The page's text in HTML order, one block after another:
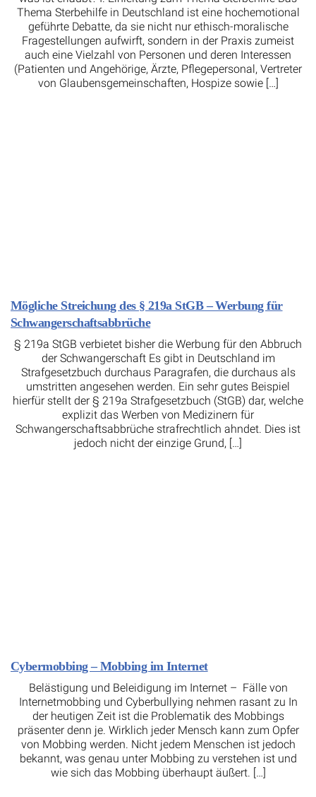
Thema Sterbehilfe in Deutschland ist eine hochemotional
geführte Debatte, da sie nicht nur ethisch-moralische
Fragestellungen aufwirft, sondern in der Praxis zumeist
auch eine Vielzahl von Personen und deren Interessen
(Patienten und Angehörige, Ärzte, Pflegepersonal, Vertreter
von Glaubensgemeinschaften, Hospize sowie […]
Mögliche Streichung des § 219a StGB – Werbung für
Schwangerschaftsabbrüche
§ 219a StGB verbietet bisher die Werbung für den Abbruch
der Schwangerschaft Es gibt in Deutschland im
Strafgesetzbuch durchaus Paragrafen, die durchaus als
umstritten angesehen werden. Ein sehr gutes Beispiel
hierfür stellt der § 219a Strafgesetzbuch (StGB) dar, welche
explizit das Werben von Medizinern für
Schwangerschaftsabbrüche strafrechtlich ahndet. Dies ist
jedoch nicht der einzige Grund, […]
Cybermobbing – Mobbing im Internet
Belästigung und Beleidigung im Internet – Fälle von
Internetmobbing und Cyberbullying nehmen rasant zu In
der heutigen Zeit ist die Problematik des Mobbings
präsenter denn je. Wirklich jeder Mensch kann zum Opfer
von Mobbing werden. Nicht jedem Menschen ist jedoch
bekannt, was genau unter Mobbing zu verstehen ist und
wie sich das Mobbing überhaupt äußert. […]